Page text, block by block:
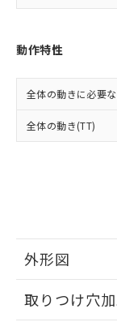
動作特性
全体の動きに必要
全体の動き(TT)
外形図
取りつけ穴
EU
ものでは
また、
荷製品に